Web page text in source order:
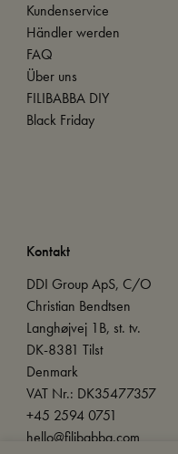
Kundenservice
Händler werden
FAQ
Über uns
FILIBABBA DIY
Black Friday
Kontakt
DDI Group ApS, C/O
Christian Bendtsen
Langhøjvej 1B, st. tv.
DK-8381 Tilst
Denmark
VAT Nr.: DK35477357
+45 2594 0751
hello@filibabba.com